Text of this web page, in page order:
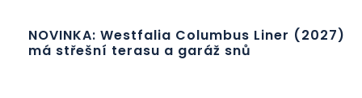
NOVINKA: Westfalia Columbus Liner (2027)
má střešní terasu a garáž snů